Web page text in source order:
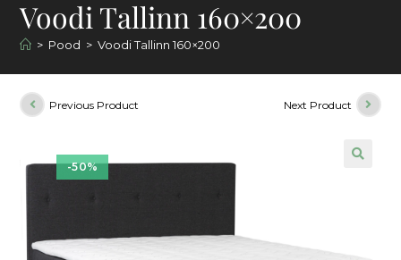
Voodi Tallinn 160×200
> Pood > Voodi Tallinn 160×200
-50%
Previous Product Next Product